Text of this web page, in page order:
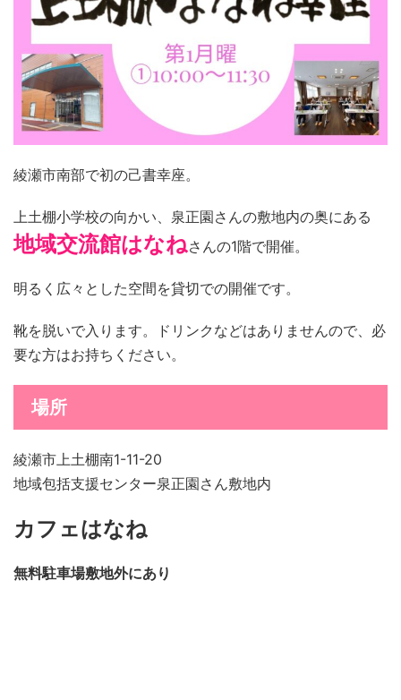
綾瀬市南部で初の己書幸座。
上土棚小学校の向かい、泉正園さんの敷地内の奥にある
地域交流館はなねさんの1階で開催。
明るく広々とした空間を貸切での開催です。
靴を脱いで入ります。ドリンクなどはありませんので、必
要な方はお持ちください。
場所
綾瀬市上土棚南1-11-20
地域包括支援センター泉正園さん敷地内
カフェはなね
無料駐車場敷地外にあり